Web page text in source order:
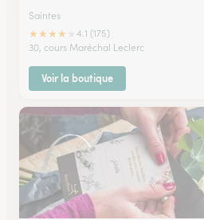
Saintes
★★★★
4.1 (175)
30, cours Maréchal Leclerc
Voir la boutique